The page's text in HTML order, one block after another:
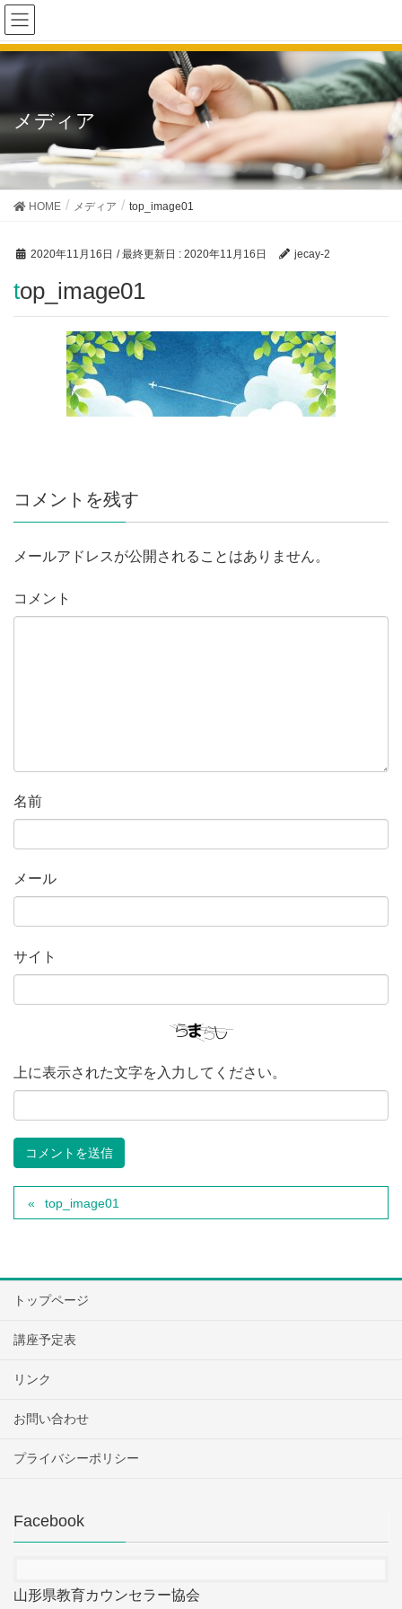
メディア
HOME メディア top_image01
2020年11月16日 / 最終更新日 : 2020年11月16日 jecay-2
top_image01
コメントを残す
メールアドレスが公開されることはありません。
コメント
名前
メール
サイト
上に表示された文字を入力してください。
top_image01
トップページ
講座予定表
リンク
お問い合わせ
プライバシーポリシー
Facebook
山形県教育カウンセラー協会